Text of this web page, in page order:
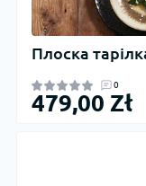
Плоска
0
479,00 Zł